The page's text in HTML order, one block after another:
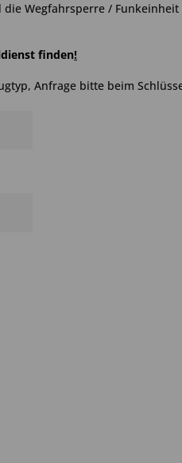
die Wegfahrsperre /
finden!
Anfrage bitte beim